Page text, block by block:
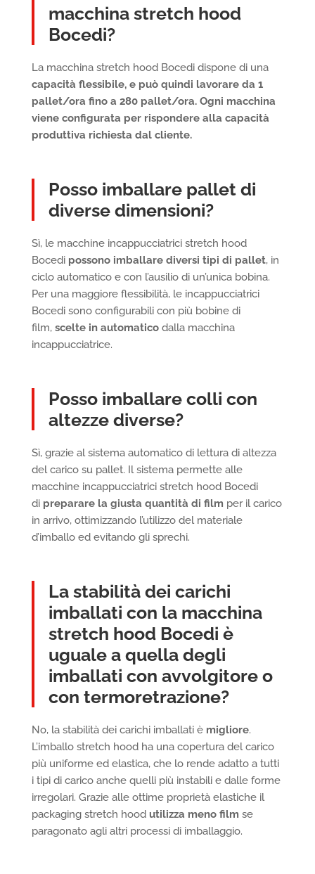
macchina stretch hood
Bocedi?
La macchina stretch hood Bocedi dispone di una
capacità flessibile, e può quindi lavorare da 1
pallet/ora fino a 280 pallet/ora. Ogni macchina
viene configurata per rispondere alla capacità
produttiva richiesta dal cliente.
Posso imballare pallet di
diverse dimensioni?
Sì, le macchine incappucciatrici stretch hood
Bocedi possono imballare diversi tipi di pallet, in
ciclo automatico e con l’ausilio di un’unica bobina.
Per una maggiore flessibilità, le incappucciatrici
Bocedi sono configurabili con più bobine di
film, scelte in automaticodalla macchina
incappucciatrice.
Posso imballare colli con
altezze diverse?
Sì, grazie al sistema automatico di lettura di altezza
del carico su pallet. Il sistema permette alle
macchine incappucciatrici stretch hood Bocedi
di preparare la giusta quantità di film per il carico
in arrivo, ottimizzando l’utilizzo del materiale
d’imballo ed evitando gli sprechi.
La stabilità dei carichi
imballati con la macchina
stretch hood Bocedi è
uguale a quella degli
imballati con avvolgitore o
con termoretrazione?
No, la stabilità dei carichi imballati è migliore.
L’imballo stretch hood ha una copertura del carico
più uniforme ed elastica, che lo rende adatto a tutti
i tipi di carico anche quelli più instabili e dalle forme
irregolari. Grazie alle ottime proprietà elastiche il
packaging stretch hood utilizza meno film se
paragonato agli altri processi di imballaggio.